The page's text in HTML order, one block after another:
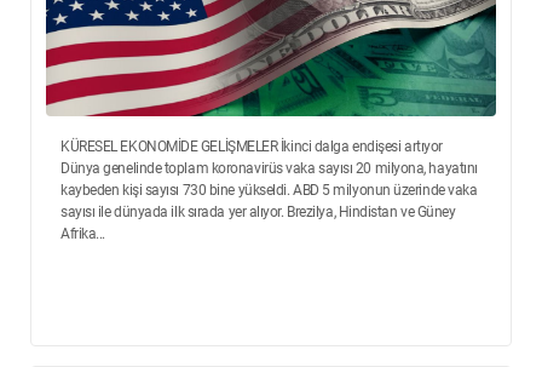
KÜRESEL EKONOMİDE GELİŞMELER İkinci dalga endişesi artıyor
Dünya genelinde toplam koronavirüs vaka sayısı 20 milyona, hayatını
kaybeden kişi sayısı 730 bine yükseldi. ABD 5 milyonun üzerinde vaka
sayısı ile dünyada ilk sırada yer alıyor. Brezilya, Hindistan ve Güney
Afrika...